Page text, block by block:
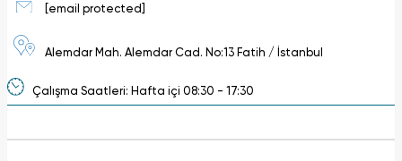
[email protected]
Alemdar Mah. Alemdar Cad. No:13 Fatih / İstanbul
Çalışma Saatleri: Hafta içi 08:30 - 17:30